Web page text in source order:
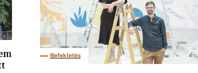
Befektetés